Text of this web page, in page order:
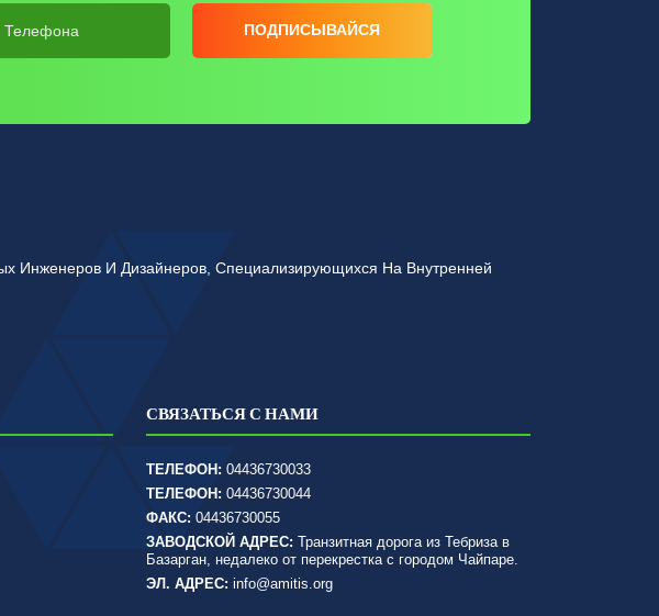
ПОДПИСЫВАЙСЯ
Инженеров И Дизайнеров, Специализирующихся На Внутренней
СВЯЗАТЬСЯ С НАМИ
ТЕЛЕФОН: 04436730033
ТЕЛЕФОН: 04436730044
ФАКС: 04436730055
ЗАВОДСКОЙ АДРЕС: Транзитная дорога из Тебриза в
Базарган, недалеко от перекрестка с городом Чайпаре.
ЭЛ. АДРЕС: info@amitis.org